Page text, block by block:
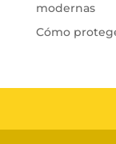
modernas
Cómo